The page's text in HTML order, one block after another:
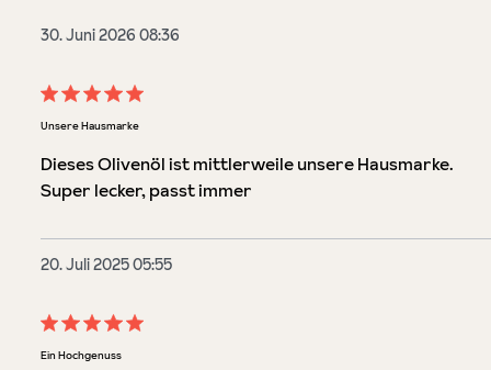
30. Juni 2026 08:36
Bewertung mit 5 von 5 Sternen
Unsere Hausmarke
Dieses Olivenöl ist mittlerweile unsere Hausmarke.
Super lecker, passt immer
20. Juli 2025 05:55
Bewertung mit 5 von 5 Sternen
Ein Hochgenuss